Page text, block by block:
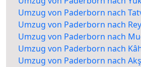
Umzug von Paderborn nach
Umzug von Paderborn nach
Umzug von Paderborn nach
Umzug von Paderborn nach
Umzug von Paderborn nach